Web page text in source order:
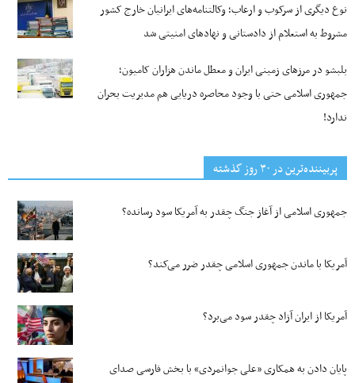
نوع دیگری از سرکوب و ارعاب؛ وکالتنامه‌های ایرانیان خارج کشور
مشروط به استعلام از دادستانی و نهادهای امنیتی شد
بلبشو در مرزهای زمینی ایران و معطل ماندن هزاران کامیون؛
جمهوری اسلامی حتی با وجود محاصره دریایی هم مدیریت بحران
ندارد!
پربیننده‌ترین‌ در ۳۰ روز گذشته
جمهوری اسلامی از آغاز جنگ چقدر به آمریکا سود رسانده؟
آمریکا با ماندن جمهوری اسلامی چقدر ضرر می‌کند؟
آمریکا از ایران آزاد چقدر سود می‌برد؟
پایان دادن به همکاری «علی جوانمردی» با بخش فارسی صدای